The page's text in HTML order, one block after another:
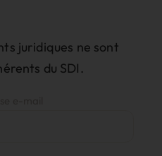
juridiques ne sont
du SDI.